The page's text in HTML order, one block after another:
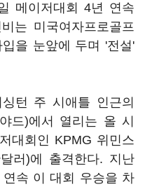
메이저대회 4년 연속
는 미국여자프로골프
을 눈앞에 두며 '전설'
턴 주 시애틀 인근의
드)에서 열리는 올 시
대회인 KPMG 위민스
러)에 출격한다. 지난
속 이 대회 우승을 차